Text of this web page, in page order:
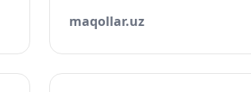
maqollar.uz